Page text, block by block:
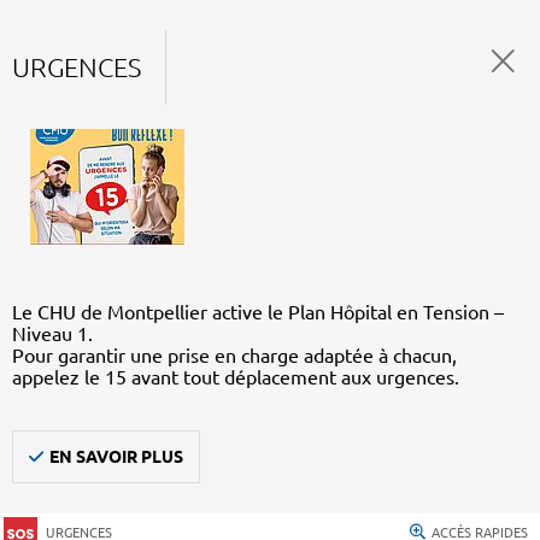
URGENCES
Le CHU de Montpellier active le Plan Hôpital en Tension –
Niveau 1.
Pour garantir une prise en charge adaptée à chacun,
appelez le 15 avant tout déplacement aux urgences.
EN SAVOIR PLUS
URGENCES ACCÈS RAPIDES